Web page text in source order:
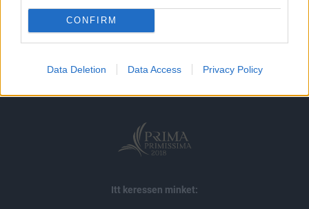
CONFIRM
Data Deletion Data Access Privacy Policy
impresszum
jogi nyilatkozat
süti beállítások
adatvédelem
szerzői jogok médiaajánlat
karrier
Itt keressen minket: